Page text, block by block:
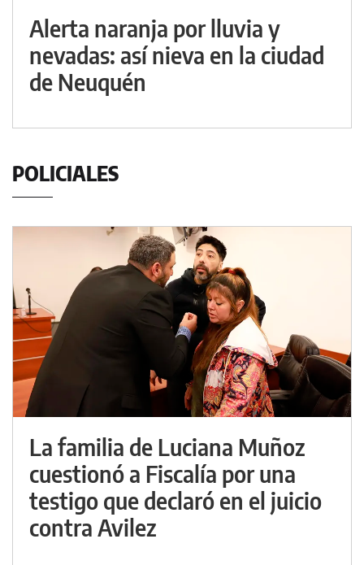
Alerta naranja por lluvia y
nevadas: así nieva en la ciudad
de Neuquén
POLICIALES
La familia de Luciana Muñoz
cuestionó a Fiscalía por una
testigo que declaró en el juicio
contra Avilez